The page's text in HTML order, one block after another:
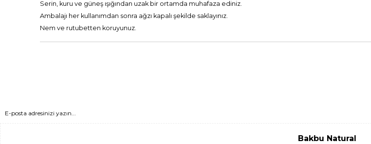
Serin, kuru ve güneş ışığından uzak bir ortamda muhafaza ediniz.
Ambalajı her kullanımdan sonra ağzı kapalı şekilde saklayınız.
Nem ve rutubetten koruyunuz.
Bakbu Natural